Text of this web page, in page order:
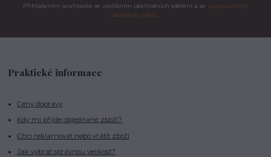
Přihlášením souhlasíte se zasíláním obchodních sdělení a se
zpracováním
osobních údajů.
Praktické informace
Ceny dopravy
Kdy mi přijde objednané zboží?
Chci reklamovat nebo vrátit zboží
Jak vybrat správnou velikost?